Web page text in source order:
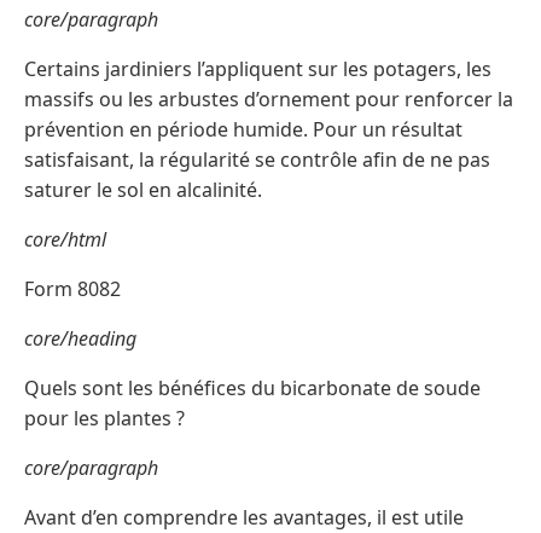
core/paragraph
Certains jardiniers l’appliquent sur les potagers, les
massifs ou les arbustes d’ornement pour renforcer la
prévention en période humide. Pour un résultat
satisfaisant, la régularité se contrôle afin de ne pas
saturer le sol en alcalinité.
core/html
Form 8082
core/heading
Quels sont les bénéfices du bicarbonate de soude
pour les plantes ?
core/paragraph
Avant d’en comprendre les avantages, il est utile